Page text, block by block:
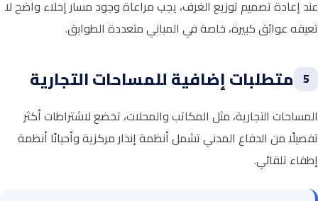
عند إعادة تصميم توزيع الغرف، يجب مراعاة وجود مسار إخلاء واضح لا
تعيقه عوائق كبيرة، خاصة في المباني متعددة الطوابق.
5 متطلبات إضافية للمساحات التجارية
المساحات التجارية، مثل المكاتب والمحلات، تخضع لاشتراطات أكثر
تفصيلًا من الدفاع المدني تشمل أنظمة إنذار مركزية وأحيانًا أنظمة
إطفاء تلقائي.